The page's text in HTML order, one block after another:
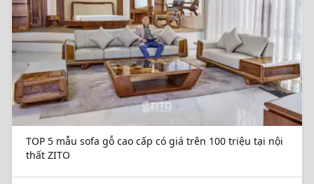
TOP 5 mẫu sofa gỗ cao cấp có giá trên 100 triệu tại nội
thất ZITO